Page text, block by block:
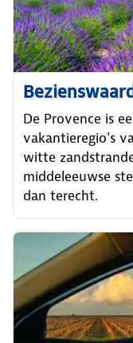
De Provence is
vakantieregio’s
witte
middeleeuwse
dan terecht.